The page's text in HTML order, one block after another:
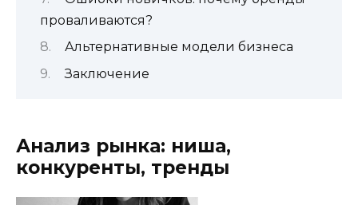
проваливаются?
Альтернативные модели бизнеса
Заключение
Анализ рынка: ниша,
конкуренты, тренды